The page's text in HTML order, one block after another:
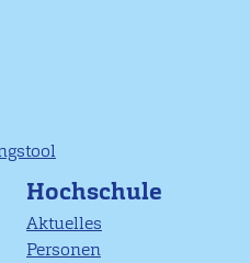
Hochschule
Aktuelles
Personen